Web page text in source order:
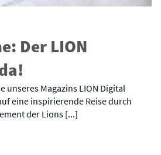
Der LION
unseres Magazins LION Digital
eine inspirierende Reise durch
der Lions [...]